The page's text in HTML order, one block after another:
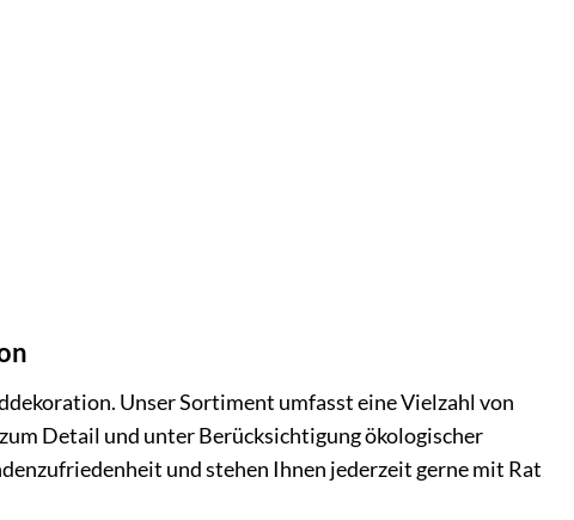
Unser Sortiment umfasst eine Vielzahl von
Detail und unter Berücksichtigung ökologischer
und stehen Ihnen jederzeit gerne mit Rat